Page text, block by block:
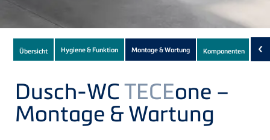
Subnavigation
of
current
Product
Übersicht Hygiene & Funktion Montage & Wartung Komponenten ‹
Dusch-WCTECEone –
Montage & Wartung